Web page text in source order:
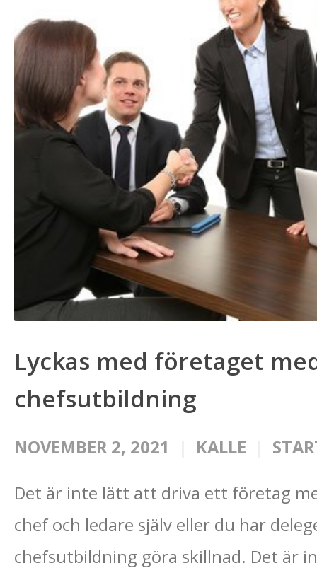
Lyckas med företaget
chefsutbildning
NOVEMBER 2, 2021 KALLE
Det är inte lätt att driva ett företag
chef och ledare själv eller du har
chefsutbildning göra skillnad. Det är